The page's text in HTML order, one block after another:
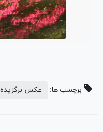
برچسب ها: عکس برگزیده